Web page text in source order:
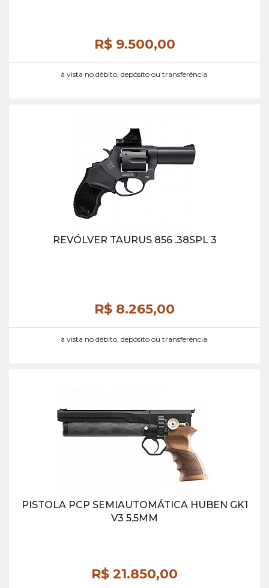
R$ 9.500,00
à vista no débito, depósito ou transferência.
REVÓLVER TAURUS 856 .38SPL 3
R$ 8.265,00
à vista no débito, depósito ou transferência.
PISTOLA PCP SEMIAUTOMÁTICA HUBEN GK1
V3 5.5MM
R$ 21.850,00